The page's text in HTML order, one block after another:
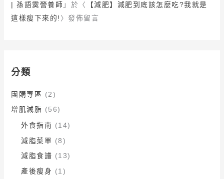
| 孫語霙營養師 」於〈
【減肥】減肥到底該怎麼吃?我就是
這樣瘦下來的! 〉發佈留言
分類
團購專區 (2)
增肌減脂 (56)
外食指南 (14)
減脂菜單 (8)
減脂食譜 (13)
產後瘦身 (1)